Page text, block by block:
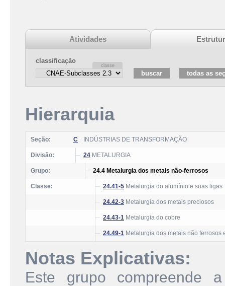
Atividades
classificação
Hierarquia
Seção: C INDÚSTRIAS DE TRANSFORMAÇÃO
Divisão: 24 METALURGIA
Grupo: 24.4 Metalurgia dos metais não-ferrosos
Classe: 24.41-5 Metalurgia do alumínio e suas ligas
24.42-3 Metalurgia dos metais preciosos
24.43-1 Metalurgia do cobre
24.49-1 Metalurgia dos metais não
Notas Explicativas:
Este grupo compreende